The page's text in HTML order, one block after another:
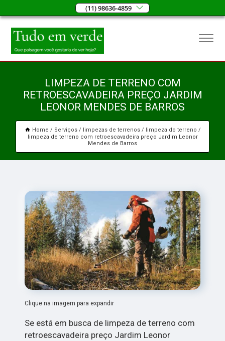
(11) 98636-4859
LIMPEZA DE TERRENO COM
RETROESCAVADEIRA PREÇO JARDIM
LEONOR MENDES DE BARROS
Home Serviços limpezas de terrenos
limpeza do terreno
limpeza de terreno com retroescavadeira preço Jardim Leonor
Mendes de Barros
Clique na imagem para expandir
Se está em busca de limpeza de terreno com
retroescavadeira preço Jardim Leonor